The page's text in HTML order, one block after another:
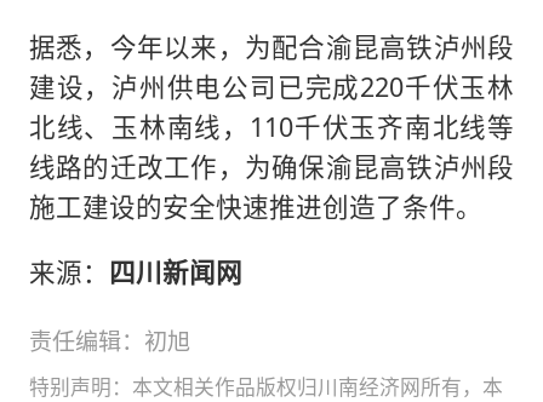
据悉，今年以来，为配合渝昆高铁泸州段
建设，泸州供电公司已完成220千伏玉林
北线、玉林南线，110千伏玉齐南北线等
线路的迁改工作，为确保渝昆高铁泸州段
施工建设的安全快速推进创造了条件。
来源： 四川新闻网
责任编辑：初旭
特别声明：本文相关作品版权归川南经济网所有，本